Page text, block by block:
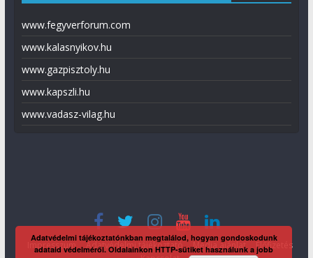
www.fegyverforum.com
www.kalasnyikov.hu
www.gazpisztoly.hu
www.kapszli.hu
www.vadasz-vilag.hu
Impresszum Adatvédelmi tájékoztató Média ajánlat
Előfizetés
Adatvédelmi tájékoztatónkban megtalálod, hogyan gondoskodunk
adataid védelméről. Oldalainkon HTTP-sütiket használunk a jobb